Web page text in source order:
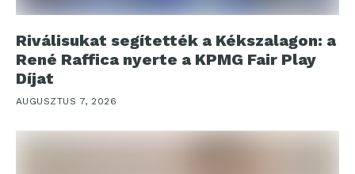
Riválisukat segítették a Kékszalagon: a
René Raffica nyerte a KPMG Fair Play
Díjat
AUGUSZTUS 7, 2026